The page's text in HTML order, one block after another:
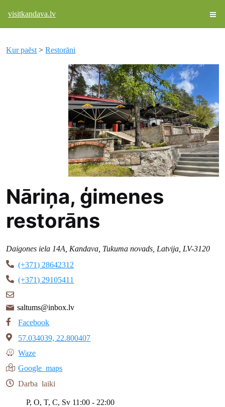
visitkandava.lv
Kur paēst >Restorāni
Nāriņa, ģimenes
restorāns
Daigones iela 14A, Kandava, Tukuma novads, Latvija, LV-3120
(+371) 28642312
(+371) 29105411
saltums@inbox.lv
Facebook
57.034039, 22.800407
Waze
Google maps
Darba laiki
P, O, T, C, Sv 11:00 - 22:00